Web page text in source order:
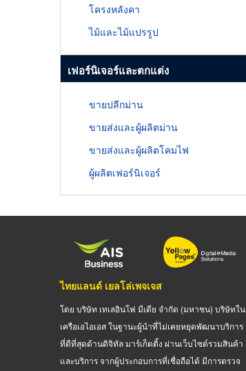
โครงหลังคา
ไม้และไม้แปรรูป
เฟอร์นิเจอร์และตกแต่ง
ขายปลีกม่าน
ขายส่งและผู้ผลิตม่าน
ขายส่งและผู้ผลิตโคมไฟ
ผู้ผลิตเฟอร์นิเจอร์
ไทยแลนด์ เยลโล่เพจเจส
โดย บริษัท เทเลอินโฟ มีเดีย จำกัด (มหาชน) บริษัทใน
เครือเอไอเอส ในฐานะผู้นำที่ไม่เคยหยุดพัฒนาบริการ
ที่ดีที่สุดด้านดิจิทัล มาร์เก็ตติ้ง ผ่านเว็บไซต์รวมสินค้า
และบริการ จากผู้ประกอบการที่เชื่อถือได้ มีการตรวจ